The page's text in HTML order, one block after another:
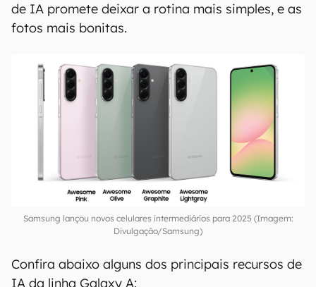
de IA promete deixar a rotina mais simples, e as
fotos mais bonitas.
Samsung lançou novos celulares intermediários para 2025 (Imagem:
Divulgação/Samsung)
Confira abaixo alguns dos principais recursos de
IA da linha Galaxy A: